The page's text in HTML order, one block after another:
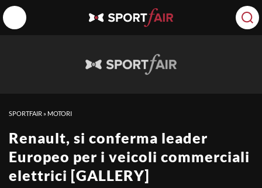
SPORTFAIR » MOTORI
Renault, si conferma leader
Europeo per i veicoli commerciali
elettrici [GALLERY]